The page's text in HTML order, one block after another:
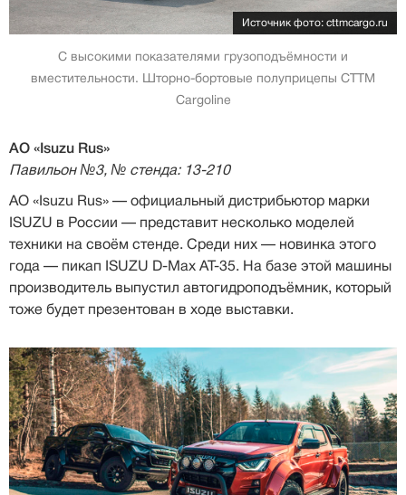
Источник фото: cttmcargo.ru
С высокими показателями грузоподъёмности и
вместительности. Шторно-бортовые полуприцепы CTTM
Cargoline
АО «Isuzu Rus»
Павильон №3, № стенда: 13-210
АО «Isuzu Rus» — официальный дистрибьютор марки
ISUZU в России — представит несколько моделей
техники на своём стенде. Среди них — новинка этого
года — пикап ISUZU D-Max AT-35. На базе этой машины
производитель выпустил автогидроподъёмник, который
тоже будет презентован в ходе выставки.